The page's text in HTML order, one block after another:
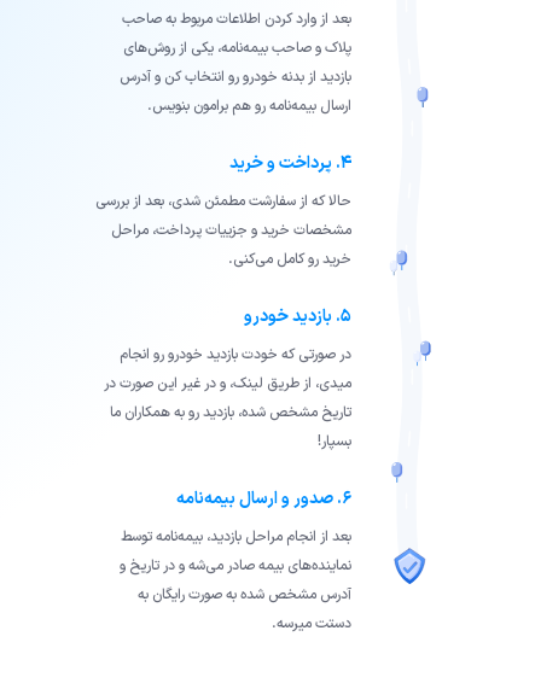
بعد از وارد کردن اطلاعات مربوط به صاحب
پلاک و صاحب بیمه‌نامه، یکی از روش‌های
بازدید از بدنه خودرو رو انتخاب کن و آدرس
ارسال بیمه‌نامه رو هم برامون بنویس.
۴. پرداخت و خرید
حالا که از سفارشت مطمئن شدی، بعد از بررسی
مشخصات خرید و جزییات پرداخت، مراحل
خرید رو کامل می‌کنی.
۵. بازدید خودرو
در صورتی که خودت بازدید خودرو رو انجام
میدی، از طریق لینک، و در غیر این صورت در
تاریخ مشخص شده، بازدید رو به همکاران ما
بسپار!
۶. صدور و ارسال بیمه‌نامه
بعد از انجام مراحل بازدید، بیمه‌نامه توسط
نماینده‌های بیمه صادر می‌شه و در تاریخ و
آدرس مشخص شده به صورت رایگان به
دستت میرسه.